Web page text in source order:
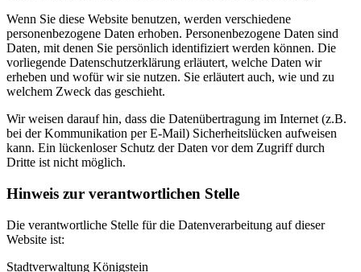
Wenn Sie diese Website benutzen, werden verschiedene
personenbezogene Daten erhoben. Personenbezogene Daten sind
Daten, mit denen Sie persönlich identifiziert werden können. Die
vorliegende Datenschutzerklärung erläutert, welche Daten wir
erheben und wofür wir sie nutzen. Sie erläutert auch, wie und zu
welchem Zweck das geschieht.
Wir weisen darauf hin, dass die Datenübertragung im Internet (z.B.
bei der Kommunikation per E-Mail) Sicherheitslücken aufweisen
kann. Ein lückenloser Schutz der Daten vor dem Zugriff durch
Dritte ist nicht möglich.
Hinweis zur verantwortlichen Stelle
Die verantwortliche Stelle für die Datenverarbeitung auf dieser
Website ist:
Stadtverwaltung Königstein